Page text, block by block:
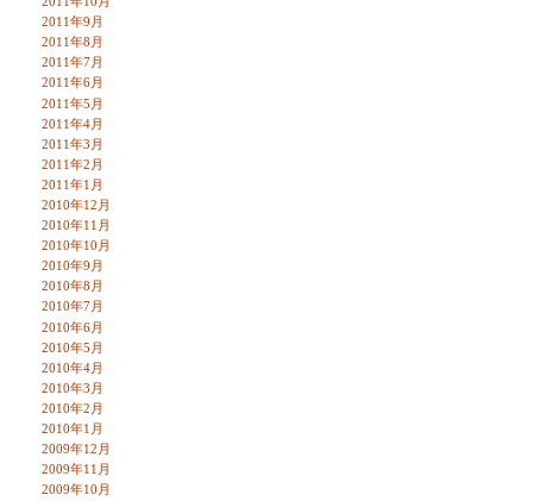
2011年9月
2011年8月
2011年7月
2011年6月
2011年5月
2011年4月
2011年3月
2011年2月
2011年1月
2010年12月
2010年11月
2010年10月
2010年9月
2010年8月
2010年7月
2010年6月
2010年5月
2010年4月
2010年3月
2010年2月
2010年1月
2009年12月
2009年11月
2009年10月